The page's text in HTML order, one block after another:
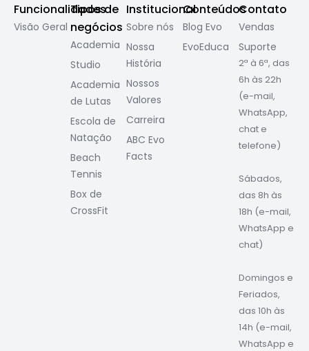
Funcionalidades
Visão Geral
Tipos de
negócios
Academia
Studio
Academia
de Lutas
Escola de
Natação
Beach
Tennis
Box de
CrossFit
Institucional
Sobre nós
Nossa
História
Nossos
Valores
Carreira
ABC Evo
Facts
Conteúdos
Blog Evo
EvoEduca
Contato
Vendas
Suporte
2ª à 6ª, das
6h às 22h
(e-mail,
WhatsApp,
chat e
telefone)
Sábados,
das 8h às
18h (e-mail,
WhatsApp e
chat)
Domingos e
Feriados,
das 10h às
14h (e-mail,
WhatsApp e